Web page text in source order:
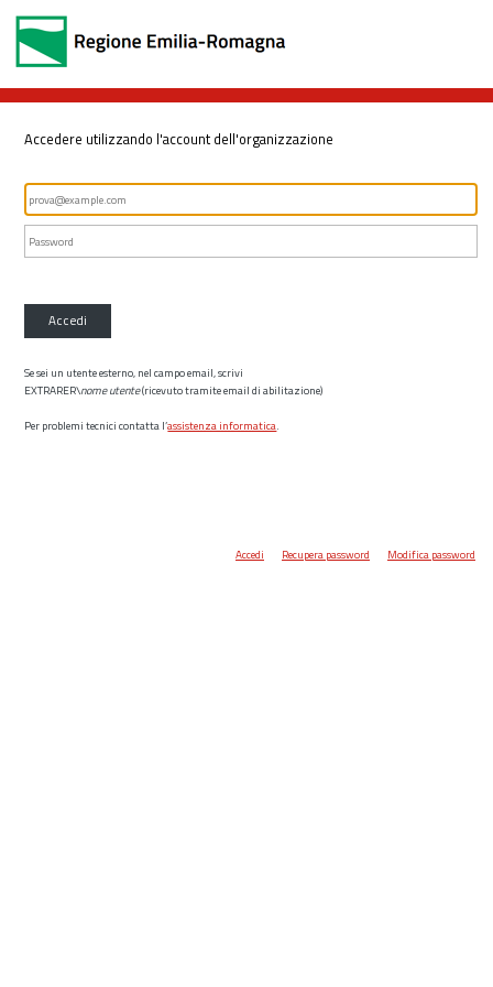
Accedere utilizzando l'account dell'organizzazione
Accedi
Se sei un utente esterno, nel campo email, scrivi
EXTRARER\nome utente(ricevuto tramite email di abilitazione)
Per problemi tecnici contatta l’assistenza informatica.
Accedi Recupera password Modifica password